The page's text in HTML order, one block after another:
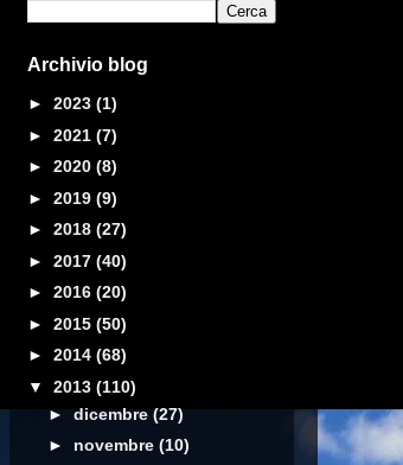
Archivio blog
► 2023 (1)
► 2021 (7)
► 2020 (8)
► 2019 (9)
► 2018 (27)
► 2017 (40)
► 2016 (20)
► 2015 (50)
► 2014 (68)
▼ 2013 (110)
►dicembre(27)
► novembre (10)